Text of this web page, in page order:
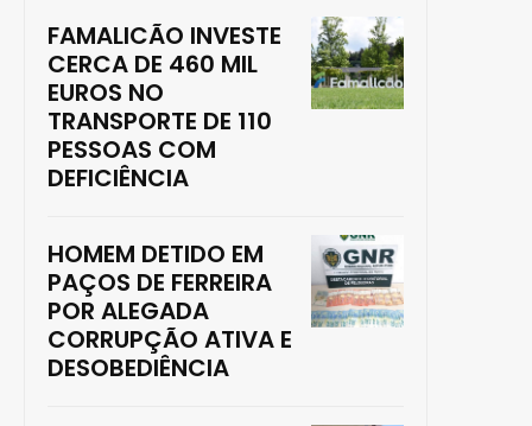
FAMALICÃO INVESTE
CERCA DE 460 MIL
EUROS NO
TRANSPORTE DE 110
PESSOAS COM
DEFICIÊNCIA
HOMEM DETIDO EM
PAÇOS DE FERREIRA
POR ALEGADA
CORRUPÇÃO ATIVA E
DESOBEDIÊNCIA